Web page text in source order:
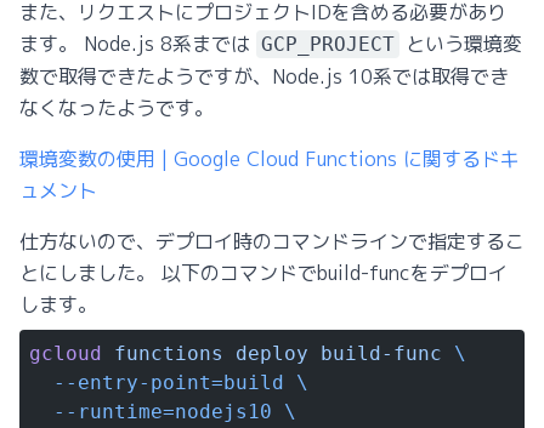
また、リクエストにプロジェクトIDを含める必要があり
ます。 Node.js 8系までは GCP_PROJECT という環境変
数で取得できたようですが、Node.js 10系では取得でき
なくなったようです。
環境変数の使用 | Google Cloud Functions に関するドキ
ュメント
仕方ないので、デプロイ時のコマンドラインで指定するこ
とにしました。 以下のコマンドでbuild-funcをデプロイ
します。
gcloud functions deploy build-func \
  --entry-point=build
\
  --runtime=nodejs10
\